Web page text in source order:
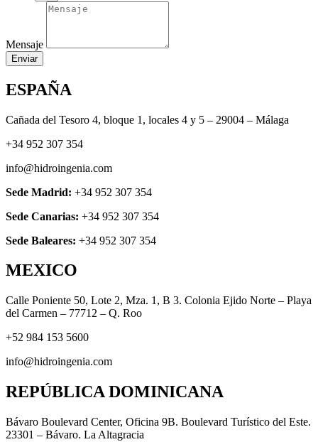
Mensaje
Enviar
ESPAÑA
Cañada del Tesoro 4, bloque 1, locales 4 y 5 – 29004 – Málaga
+34 952 307 354
info@hidroingenia.com
Sede Madrid: +34 952 307 354
Sede Canarias: +34 952 307 354
Sede Baleares: +34 952 307 354
MEXICO
Calle Poniente 50, Lote 2, Mza. 1, B 3. Colonia Ejido Norte – Playa
del Carmen – 77712 – Q. Roo
+52 984 153 5600
info@hidroingenia.com
REPÚBLICA DOMINICANA
Bávaro Boulevard Center, Oficina 9B. Boulevard Turístico del Este.
23301 – Bávaro. La Altagracia